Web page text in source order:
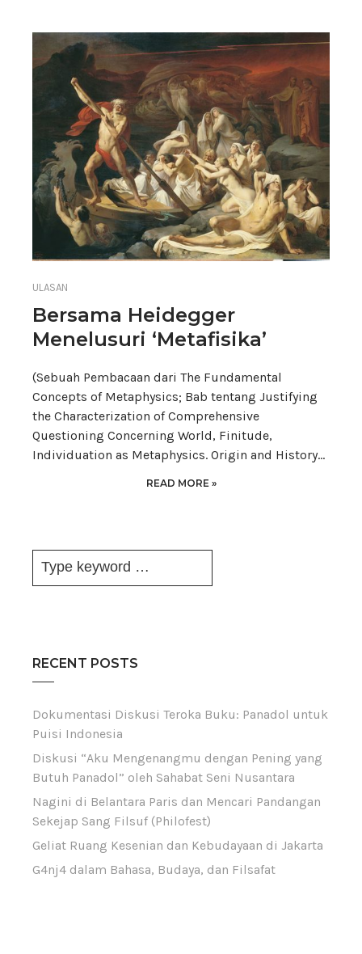
ULASAN
Bersama Heidegger
Menelusuri ‘Metafisika’
(Sebuah Pembacaan dari The Fundamental
Concepts of Metaphysics; Bab tentang Justifying
the Characterization of Comprehensive
Questioning Concerning World, Finitude,
Individuation as Metaphysics. Origin and History…
READ MORE »
RECENT POSTS
Dokumentasi Diskusi Teroka Buku: Panadol untuk
Puisi Indonesia
Diskusi “Aku Mengenangmu dengan Pening yang
Butuh Panadol” oleh Sahabat Seni Nusantara
Nagini di Belantara Paris dan Mencari Pandangan
Sekejap Sang Filsuf (Philofest)
Geliat Ruang Kesenian dan Kebudayaan di Jakarta
G4nj4 dalam Bahasa, Budaya, dan Filsafat